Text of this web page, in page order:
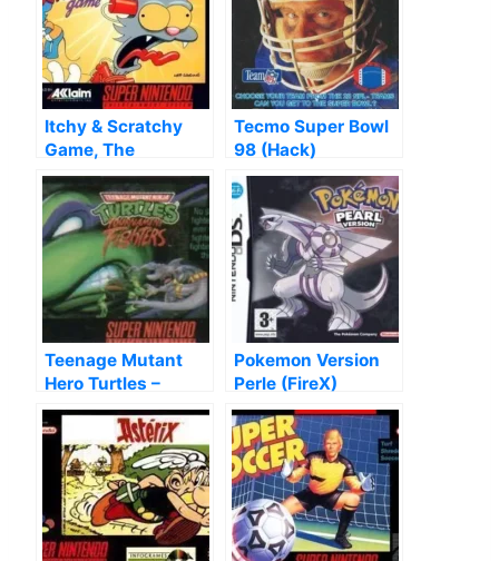
Itchy & Scratchy
Game, The
Tecmo Super Bowl
98 (Hack)
Teenage Mutant
Hero Turtles –
Tournament
Fighters
Pokemon Version
Perle (FireX)